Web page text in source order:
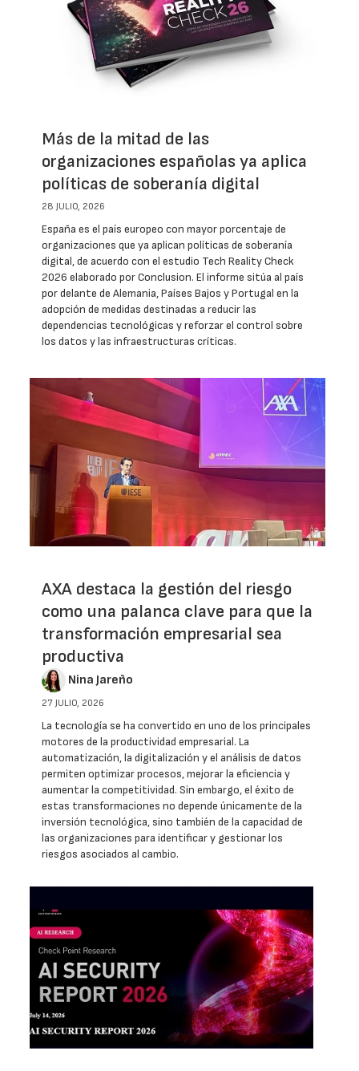
Más de la mitad de las
organizaciones españolas ya aplica
políticas de soberanía digital
28 JULIO, 2026
España es el país europeo con mayor porcentaje de
organizaciones que ya aplican políticas de soberanía
digital, de acuerdo con el estudio Tech Reality Check
2026 elaborado por Conclusion. El informe sitúa al país
por delante de Alemania, Países Bajos y Portugal en la
adopción de medidas destinadas a reducir las
dependencias tecnológicas y reforzar el control sobre
los datos y las infraestructuras críticas.
AXA destaca la gestión del riesgo
como una palanca clave para que la
transformación empresarial sea
productiva
Nina Jareño
27 JULIO, 2026
La tecnología se ha convertido en uno de los principales
motores de la productividad empresarial. La
automatización, la digitalización y el análisis de datos
permiten optimizar procesos, mejorar la eficiencia y
aumentar la competitividad. Sin embargo, el éxito de
estas transformaciones no depende únicamente de la
inversión tecnológica, sino también de la capacidad de
las organizaciones para identificar y gestionar los
riesgos asociados al cambio.